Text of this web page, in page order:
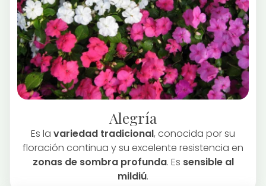
Alegría
Es la variedad tradicional, conocida por su
floración continua y su excelente resistencia en
zonas de sombra profunda. Es sensible al
mildiú.